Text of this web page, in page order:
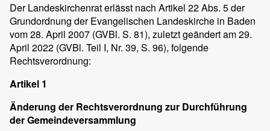
Der Landeskirchenrat erlässt nach Artikel 22 Abs. 5 der
Grundordnung der Evangelischen Landeskirche in Baden
vom 28. April 2007 (GVBl. S. 81), zuletzt geändert am 29.
April 2022 (GVBl. Teil I, Nr. 39, S. 96), folgende
Rechtsverordnung:
Artikel 1
Änderung der Rechtsverordnung zur Durchführung
der Gemeindeversammlung